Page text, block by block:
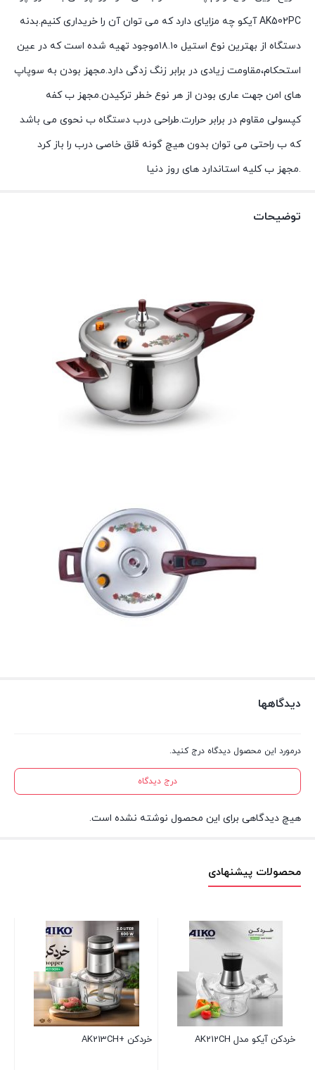
AK502PC آیکو چه مزایای دارد که می توان آن را خریداری کنیم.بدنه
دستگاه از بهترین نوع استیل ۱۸.۱۰موجود تهیه شده است که در عین
استحکام،مقاومت زیادی در برابر زنگ زدگی دارد.مجهز بودن به سوپاپ
های امن جهت عاری بودن از هر نوع خطر ترکیدن.مجهز ب کفه
کپسولی مقاوم در برابر حرارت.طراحی درب دستگاه ب نحوی می باشد
که ب راحتی می توان بدون هیچ گونه قلق خاصی درب را باز کرد
.مجهز ب کلیه استاندارد های روز دنیا
توضیحات
دیدگاهها
درمورد این محصول دیدگاه درج کنید.
درج دیدگاه
هیچ دیدگاهی برای این محصول نوشته نشده است.
محصولات پیشنهادی
خردکن +AK213CH غذا ساز آیکو مدلAK460FP